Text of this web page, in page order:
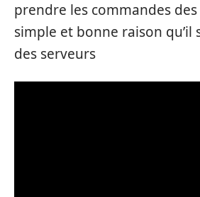
prendre les commandes
simple et bonne raison qu’il
des serveurs